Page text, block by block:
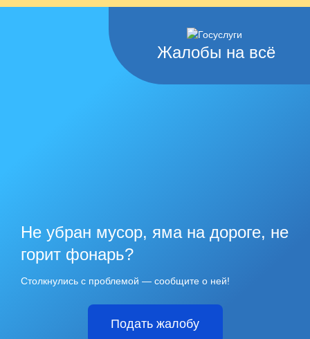
Жалобы на всё
Не убран мусор, яма на дороге, не
горит фонарь?
Столкнулись с проблемой — сообщите о ней!
Подать жалобу